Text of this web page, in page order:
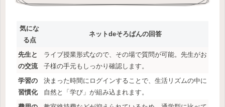
気にな
る点
ネットdeそろばんの回答
先生と
の交流
ライブ授業形式なので、その場で質問が可能。先生がお
子様の手元もしっかり確認します。
学習の
習慣化
決まった時間にログインすることで、生活リズムの中に
自然と「学び」が組み込まれます。